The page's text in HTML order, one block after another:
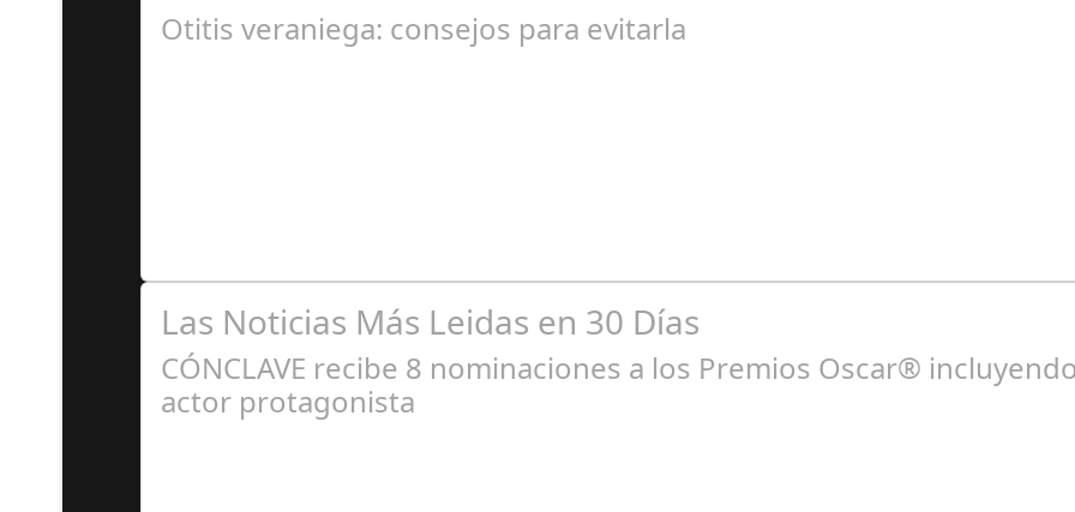
Otitis veraniega: consejos para evitarla
Las Noticias Más Leidas en 30 Días
CÓNCLAVE recibe 8 nominaciones a los Premios Oscar®
actor protagonista